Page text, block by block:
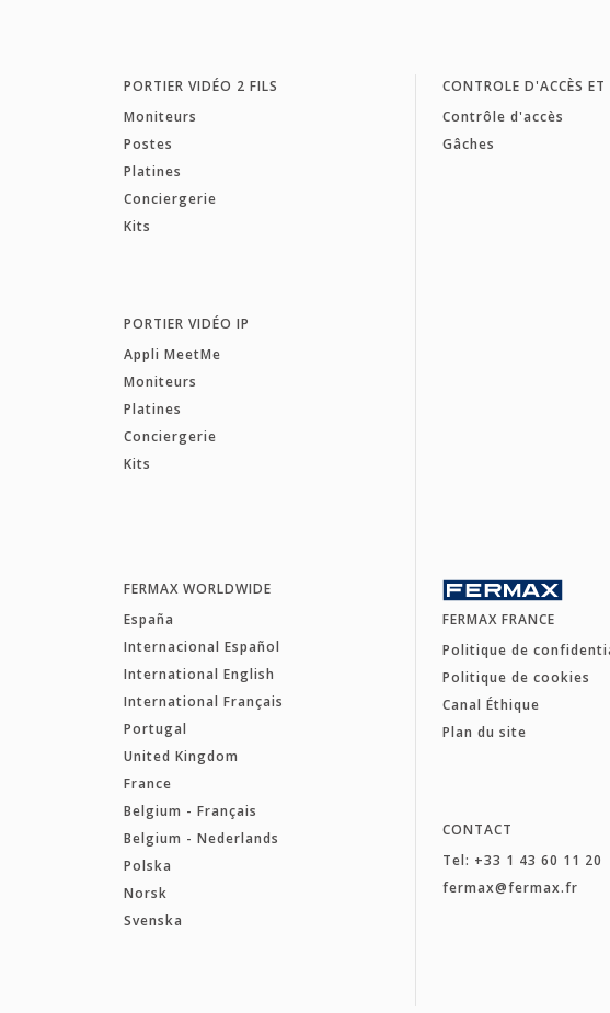
PORTIER VIDÉO 2 FILS
Moniteurs
Postes
Platines
Conciergerie
Kits
PORTIER VIDÉO IP
Appli MeetMe
Moniteurs
Platines
Conciergerie
Kits
CONTROLE D'ACCÈS ET
Contrôle d'accès
Gâches
FERMAX WORLDWIDE
España
Internacional Español
International English
International Français
Portugal
United Kingdom
France
Belgium - Français
Belgium - Nederlands
Polska
Norsk
Svenska
FERMAX FRANCE
Politique de
Politique de cookies
Canal Éthique
Plan du site
CONTACT
Tel: +33 1 43 60 11 20
fermax@fermax.fr